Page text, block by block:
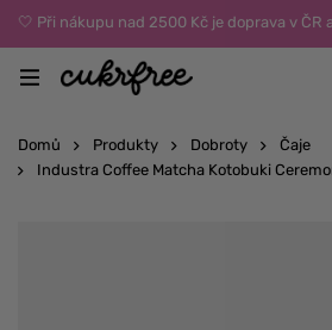
🤍 Při nákupu nad 2500 Kč je doprava v ČR
UPOZORNĚNÍ: Během léta vybírejte
BOXů umístěných uvnitř budov.
Domů Produkty Dobroty
Čaje
Industra Coffee Matcha Kotobuki